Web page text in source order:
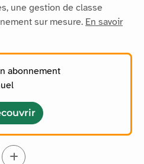
une gestion de classe
sur mesure. En savoir
abonnement